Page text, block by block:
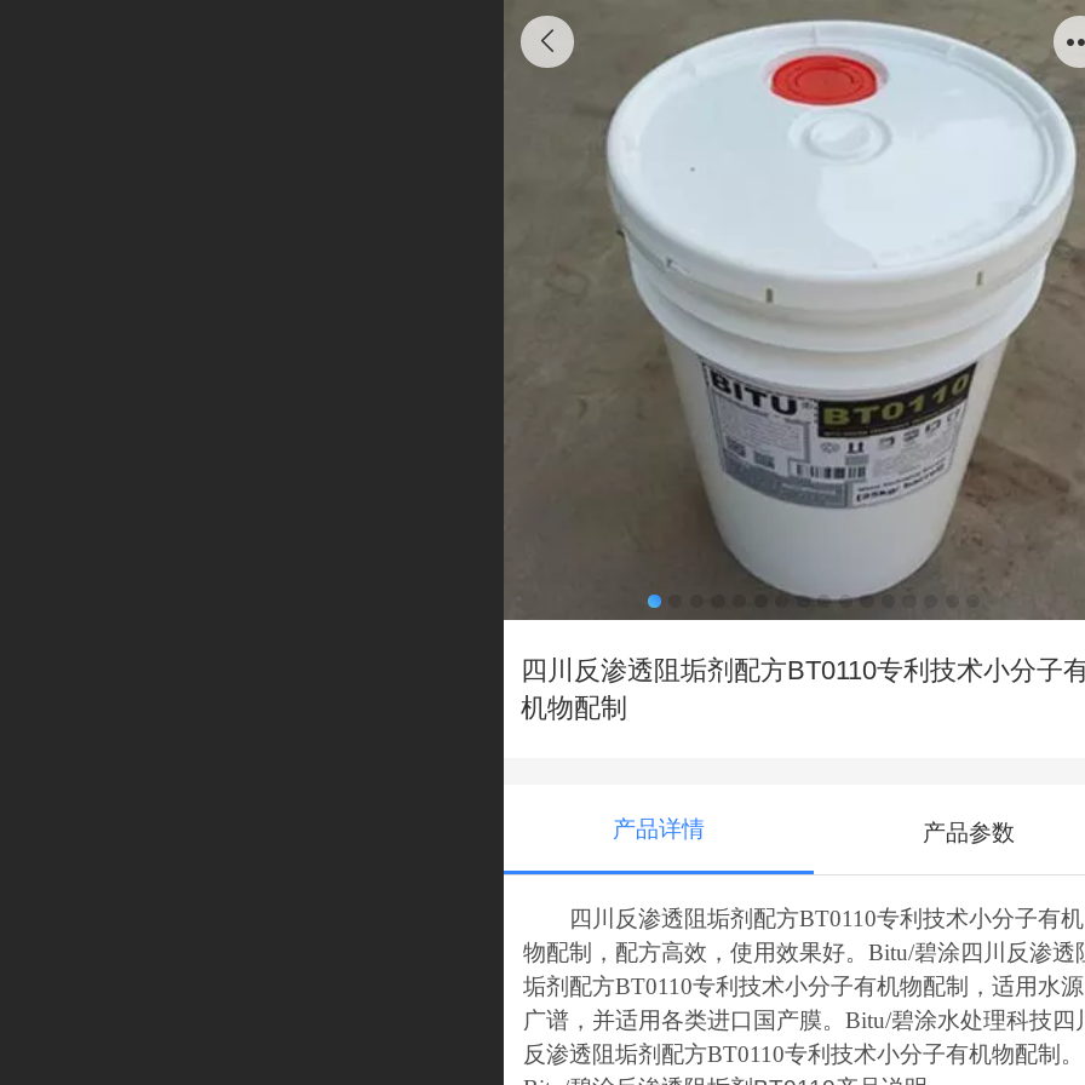
四川反渗透阻垢剂配方BT0110专利技术小分子
机物配制
产品详情 产品参数
四川反渗透阻垢剂配方BT0110专利技术小分子有机
物配制，配方高效，使用效果好。 Bitu/碧涂四川反渗透
垢剂配方BT0110专利技术小分子有机物配制，适用水源
广谱，并适用各类进口国产膜。 Bitu/碧涂水处理科技四
反渗透阻垢剂配方BT0110专利技术小分子有机物配制。